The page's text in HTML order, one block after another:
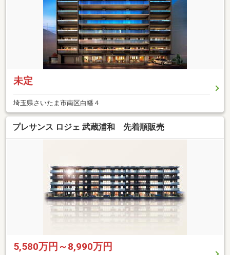
未定
埼玉県さいたま市南区白幡４
プレサンス ロジェ 武蔵浦和 先着順販売
5,580万円～8,990万円